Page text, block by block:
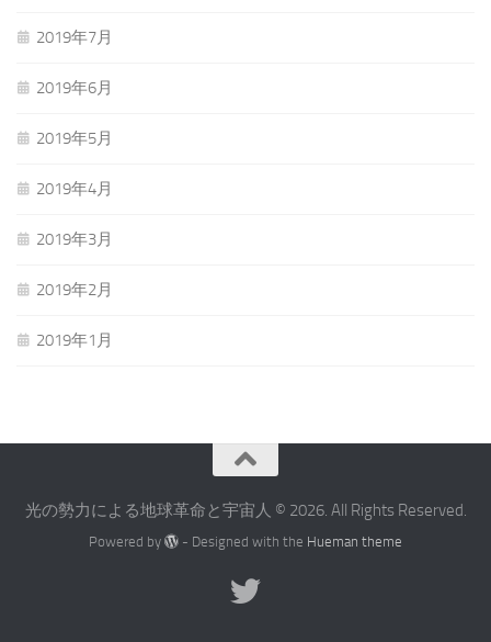
2019年7月
2019年6月
2019年5月
2019年4月
2019年3月
2019年2月
2019年1月
光の勢力による地球革命と宇宙人 © 2026. All Rights Reserved.
Powered by - Designed with the Hueman theme